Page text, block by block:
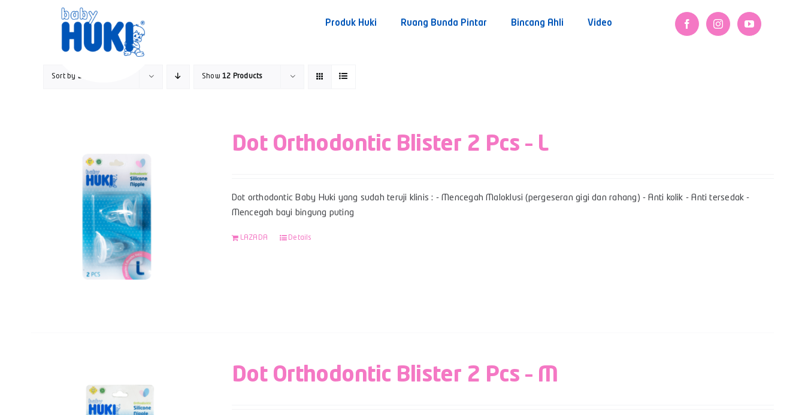
Produk Huki Ruang Bunda Pintar Bincang Ahli Video
Sort by Default Order Show12 Products
Dot Orthodontic Blister 2 Pcs – L
Dot orthodontic Baby Huki yang sudah teruji klinis : - Mencegah Maloklusi (pergeseran gigi dan rahang) - Anti kolik - Anti tersedak -
Mencegah bayi bingung puting
LAZADA Details
Dot Orthodontic Blister 2 Pcs – M